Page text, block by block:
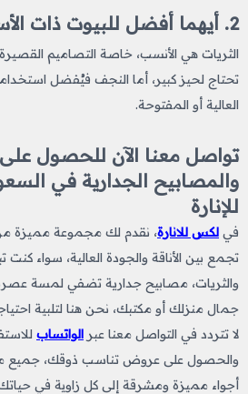
2. أيهما أفضل للبيوت ذات الأسقف المنخفضة؟
الثريات هي الأنسب، خاصة التصاميم القصيرة أو
تحتاج لحيز كبير، أما النجف فيُفضل
العالية أو المفتوحة.
تواصل معنا الآن للحصول
والمصابيح الجدارية في
للإنارة
في لكس للانارة، نقدم لك مجموعة مميزة من
تجمع بين الأناقة والجودة العالية، سواء
والثريات، مصابيح جدارية تضفي لمسة
جمال منزلك أو مكتبك، نحن هنا لتلبية
لا تتردد في التواصل معنا عبر الواتساب
والحصول على عروض تناسب ذوقك، جميع
أجواء مميزة ومشرقة إلى كل زاوية في